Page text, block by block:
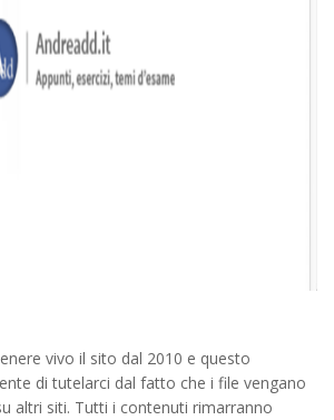
vivo il sito dal 2010 e questo
di tutelarci dal fatto che i file vengano
altri siti. Tutti i contenuti rimarranno